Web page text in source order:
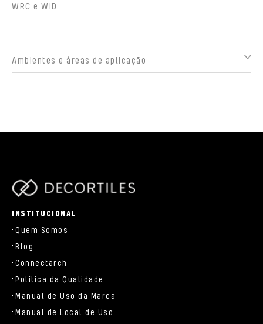
WRC e WID
Ambientes e áreas de aplicação
INSTITUCIONAL
Quem Somos
Blog
Connectarch
Política da Qualidade
Manual de Uso da Marca
Manual de Local de Uso